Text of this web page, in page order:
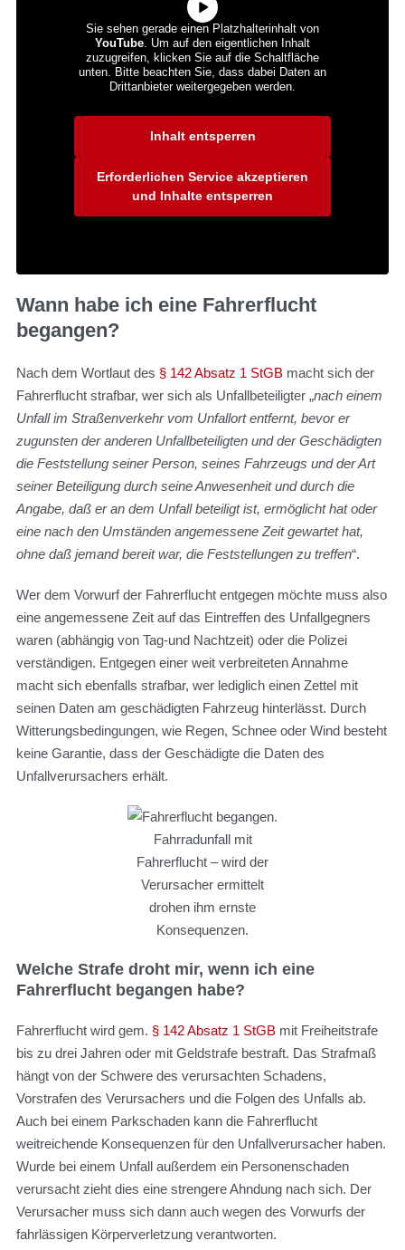
Sie sehen gerade einen Platzhalterinhalt von
YouTube . Um auf den eigentlichen Inhalt
zuzugreifen, klicken Sie auf die Schaltfläche
unten. Bitte beachten Sie, dass dabei Daten an
Drittanbieter weitergegeben werden.
Inhalt entsperren
Erforderlichen Service akzeptieren
und Inhalte entsperren
Wann habe ich eine Fahrerflucht
begangen?
Nach dem Wortlaut des § 142 Absatz 1 StGB macht sich der
Fahrerflucht strafbar, wer sich als Unfallbeteiligter „nach einem
Unfall im Straßenverkehr vom Unfallort entfernt, bevor er
zugunsten der anderen Unfallbeteiligten und der Geschädigten
die Feststellung seiner Person, seines Fahrzeugs und der Art
seiner Beteiligung durch seine Anwesenheit und durch die
Angabe, daß er an dem Unfall beteiligt ist, ermöglicht hat oder
eine nach den Umständen angemessene Zeit gewartet hat,
ohne daß jemand bereit war, die Feststellungen zu treffen“.
Wer dem Vorwurf der Fahrerflucht entgegen möchte muss also
eine angemessene Zeit auf das Eintreffen des Unfallgegners
waren (abhängig von Tag-und Nachtzeit) oder die Polizei
verständigen. Entgegen einer weit verbreiteten Annahme
macht sich ebenfalls strafbar, wer lediglich einen Zettel mit
seinen Daten am geschädigten Fahrzeug hinterlässt. Durch
Witterungsbedingungen, wie Regen, Schnee oder Wind besteht
keine Garantie, dass der Geschädigte die Daten des
Unfallverursachers erhält.
Fahrradunfall mit
Fahrerflucht – wird der
Verursacher ermittelt
drohen ihm ernste
Konsequenzen.
Welche Strafe droht mir, wenn ich eine
Fahrerflucht begangen habe?
Fahrerflucht wird gem. § 142 Absatz 1 StGB mit Freiheitstrafe
bis zu drei Jahren oder mit Geldstrafe bestraft. Das Strafmaß
hängt von der Schwere des verursachten Schadens,
Vorstrafen des Verursachers und die Folgen des Unfalls ab.
Auch bei einem Parkschaden kann die Fahrerflucht
weitreichende Konsequenzen für den Unfallverursacher haben.
Wurde bei einem Unfall außerdem ein Personenschaden
verursacht zieht dies eine strengere Ahndung nach sich. Der
Verursacher muss sich dann auch wegen des Vorwurfs der
fahrlässigen Körperverletzung verantworten.